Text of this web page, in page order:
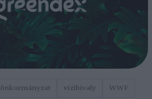
önkormányzat vízibivaly WWF